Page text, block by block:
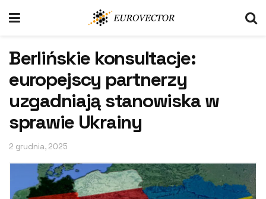
Berlińskie konsultacje:
europejscy partnerzy
uzgadniają stanowiska w
sprawie Ukrainy
2 grudnia, 2025